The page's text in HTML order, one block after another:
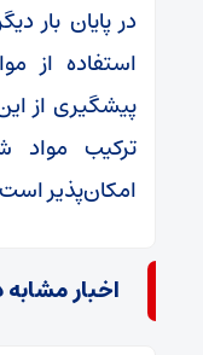
در پایان بار
استفاده از
پیشگیری از
ترکیب مواد
امکان‌پذیر
اخبار مشابه